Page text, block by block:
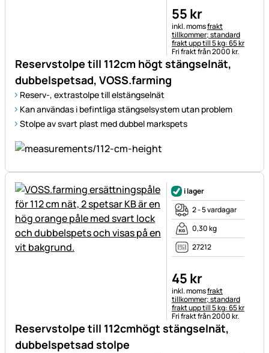
Reservstolpe till 112cm högt stängselnät,
dubbelspetsad, VOSS.farming
Reserv-, extrastolpe till elstängselnät
Kan användas i befintliga stängselsystem utan problem
Stolpe av svart plast med dubbel markspets
55 kr
Skatteinformation:
inkl. momsfrakt
tillkommer; standard
frakt upp till 5 kg: 65 kr
Fri frakt från 2000 kr.
Reservstolpe till 112cmhögt stängselnät,
dubbelspetsad stolpe
i lager
2 - 5 vardagar
0,30 kg
27212
45 kr
Skatteinformation:
inkl. momsfrakt
tillkommer; standard
frakt upp till 5 kg: 65 kr
Fri frakt från 2000 kr.